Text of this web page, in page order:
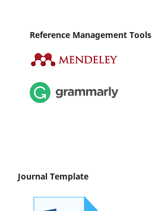
Reference Management Tools
Journal Template